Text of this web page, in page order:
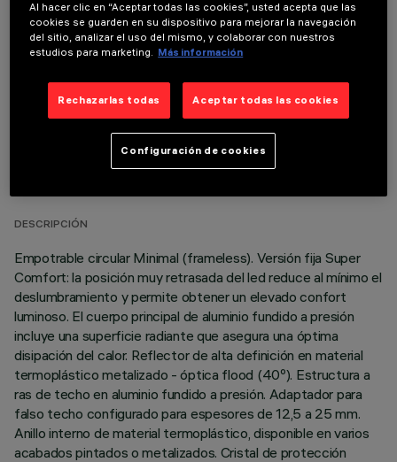
COMPONENTES OPCIONALES
DATOS TÉCNICOS
DESCRIPCIÓN
Empotrable circular Minimal (frameless). Versión fija Super
Comfort: la posición muy retrasada del led reduce al mínimo el
deslumbramiento y permite obtener un elevado confort
luminoso. El cuerpo principal de aluminio fundido a presión
incluye una superficie radiante que asegura una óptima
disipación del calor. Reflector de alta definición en material
termoplástico metalizado - óptica flood (40º). Estructura a
ras de techo en aluminio fundido a presión. Adaptador para
falso techo configurado para espesores de 12,5 a 25 mm.
Anillo interno de material termoplástico, disponible en varios
acabados pintados o metalizados. Cristal de protección
Al hacer clic en “Aceptar todas las cookies”, usted acepta que las
cookies se guarden en su dispositivo para mejorar la navegación
del sitio, analizar el uso del mismo, y colaborar con nuestros
estudios para marketing. Más información
Rechazarlas todas Aceptar todas las cookies
Configuración de cookies